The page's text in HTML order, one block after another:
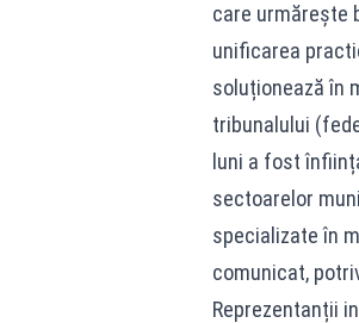
care urmărește
unificarea
soluționează în
tribunalului
luni a fost
sectoarelor
specializate în
comunicat,
Reprezentanții